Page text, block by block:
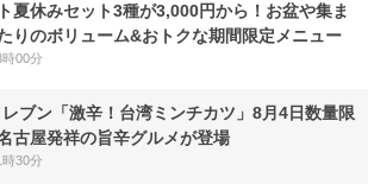
夏休みセット3種が3,000円から！お盆や集ま
りのボリューム&おトクな期間限定メニュー
00分
ブン「激辛！台湾ミンチカツ」8月4日数量限
古屋発祥の旨辛グルメが登場
30分